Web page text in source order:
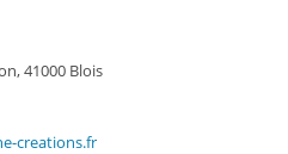
41000 Blois
creations.frS’ouvre